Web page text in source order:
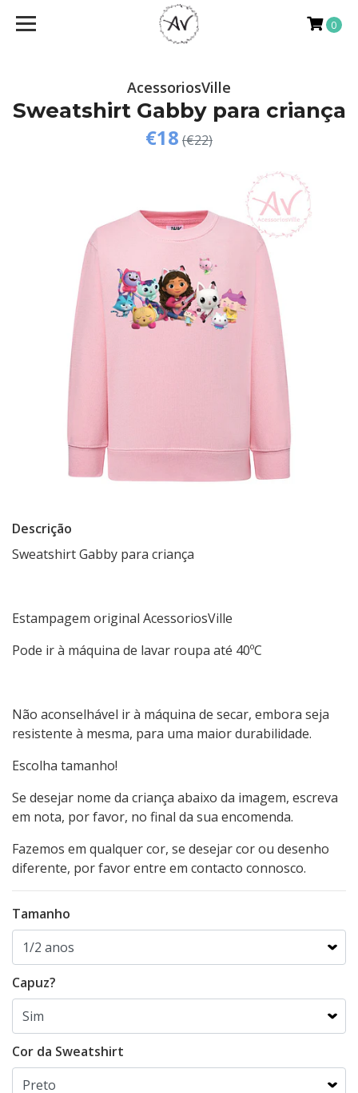
0
AcessoriosVille
Sweatshirt Gabby para criança
€18 (€22)
Descrição
Sweatshirt Gabby para criança
Estampagem original AcessoriosVille
Pode ir à máquina de lavar roupa até 40ºC
Não aconselhável ir à máquina de secar, embora seja
resistente à mesma, para uma maior durabilidade.
Escolha tamanho!
Se desejar nome da criança abaixo da imagem, escreva
em nota, por favor, no final da sua encomenda.
Fazemos em qualquer cor, se desejar cor ou desenho
diferente, por favor entre em contacto connosco.
Tamanho
Capuz?
Cor da Sweatshirt